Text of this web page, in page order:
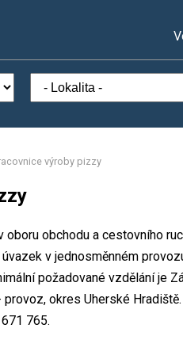
výroby pizzy
oboru obchodu a cestovního
v jednosměnném
požadované vzdělání je
okres Uherské
765.